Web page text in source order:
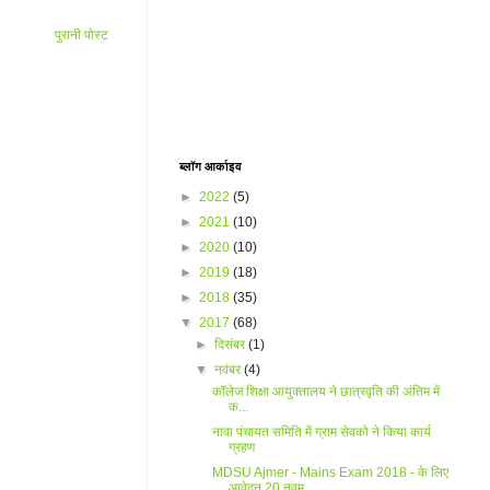
पुरानी पोस्ट
ब्लॉग आर्काइव
► 2022 (5)
► 2021 (10)
► 2020 (10)
► 2019 (18)
► 2018 (35)
▼ 2017 (68)
►दिसंबर(1)
▼नवंबर(4)
कॉलेज शिक्षा आयुक्तालय ने छात्रवृति की अंतिम में
क...
नावा पंचायत समिति में ग्राम सेवको ने किया कार्य
ग्रहण
MDSU Ajmer - Mains Exam 2018 - के लिए